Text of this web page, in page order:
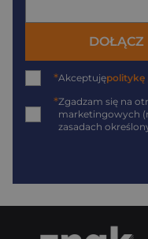
DOŁĄCZ
*Akceptujępolitykę
*Zgadzam się na
marketingowych
zasadach